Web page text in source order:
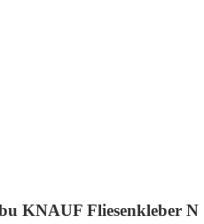
KNAUF Fliesenkleber N